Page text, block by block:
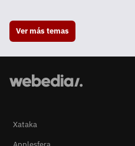
Ver más temas
Xataka